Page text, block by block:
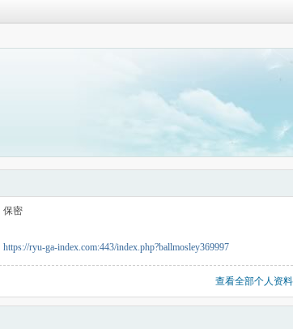
保密
https://ryu-ga-index.com:443/index.php?ballmosley369997
查看全部个人资料